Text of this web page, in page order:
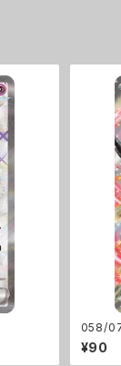
058/
¥90